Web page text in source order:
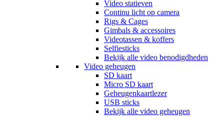
Video statieven
Continu licht op camera
Rigs & Cages
Gimbals & accessoires
Videotassen & koffers
Selfiesticks
Bekijk alle video benodigdheden
Video geheugen
SD kaart
Micro SD kaart
Geheugenkaartlezer
USB sticks
Bekijk alle video geheugen